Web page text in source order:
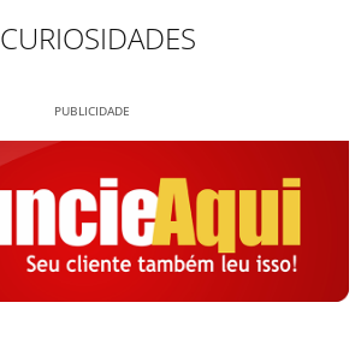
CURIOSIDADES
PUBLICIDADE